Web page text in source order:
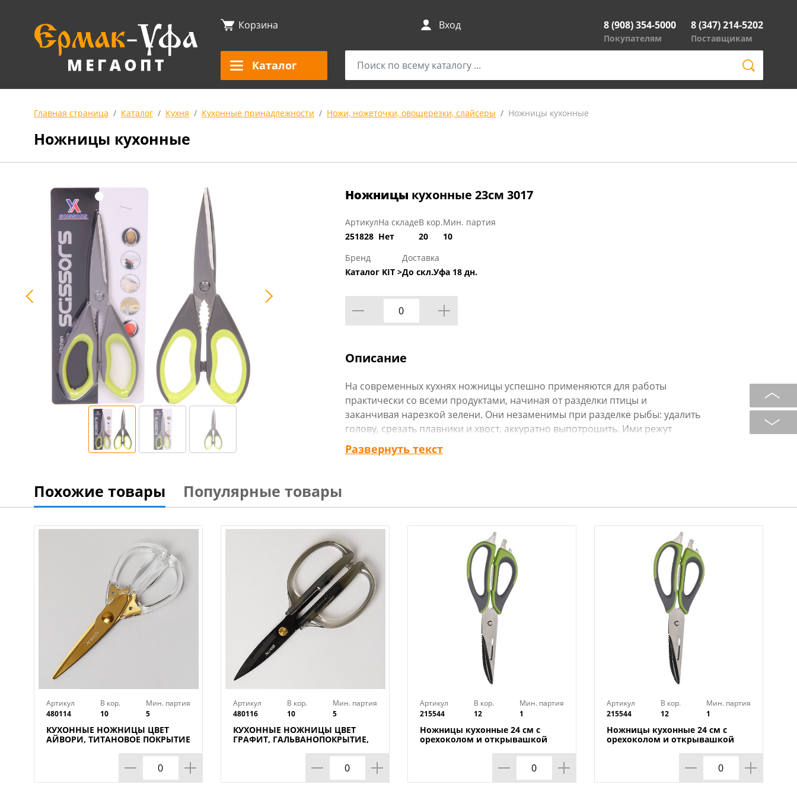
Корзина Вход 8 (908) 354-5000
Покупателям
8 (347) 214-5202
Поставщикам
Каталог
Главная страница Каталог Кухня Кухонные принадлежности Ножи, ножеточки, овощерезки, слайсеры Ножницы кухонные
Ножницы кухонные
Ножницы кухонные 23см 3017
Артикул
251828
На складе
Нет
В кор.
20
Мин. партия
10
Бренд
Каталог KIT >
Доставка
До скл.Уфа 18 дн.
Описание
На современных кухнях ножницы успешно применяются для работы
практически со всеми продуктами, начиная от разделки птицы и
заканчивая нарезкой зелени. Они незаменимы при разделке рыбы: удалить
голову, срезать плавники и хвост, аккуратно выпотрошить. Ими режут
пиццу и тонколистовую выпечку, делают гренки и кольца кальмара,
нарезают мелкие овощи и корнеплоды.
Развернуть текст
Похожие товары Популярные товары
Артикул
480114
В кор.
10
Мин. партия
5
КУХОННЫЕ НОЖНИЦЫ ЦВЕТ
АЙВОРИ, ТИТАНОВОЕ ПОКРЫТИЕ
Артикул
480116
В кор.
10
Мин. партия
5
КУХОННЫЕ НОЖНИЦЫ ЦВЕТ
ГРАФИТ, ГАЛЬВАНОПОКРЫТИЕ,
Артикул
215544
В кор.
12
Мин. партия
1
Ножницы кухонные 24 см с
орехоколом и открывашкой
Артикул
215544
В кор.
12
Мин. партия
1
Ножницы кухонные 24 см с
орехоколом и открывашкой